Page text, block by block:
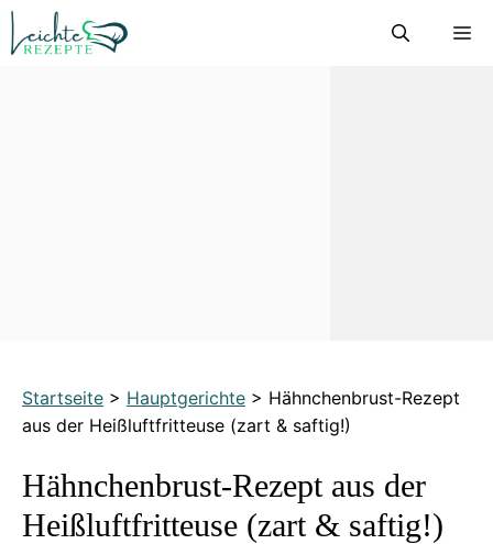
Zum
Inhalt
Startseite > Hauptgerichte > Hähnchenbrust-Rezept
aus der Heißluftfritteuse (zart & saftig!)
Hähnchenbrust-Rezept aus der
Heißluftfritteuse (zart & saftig!)